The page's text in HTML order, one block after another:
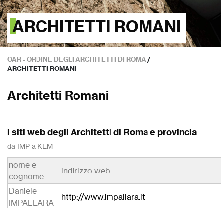
ARCHITETTI ROMANI
OAR - ORDINE DEGLI ARCHITETTI DI ROMA /
ARCHITETTI ROMANI
Architetti Romani
i siti web degli Architetti di Roma e provincia
da IMP a KEM
nome e
cognome
indirizzo web
Daniele
IMPALLARA
http://www.impallara.it